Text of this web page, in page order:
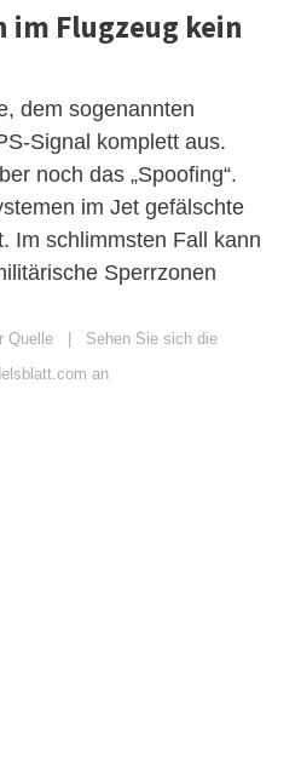
im Flugzeug kein
dem sogenannten
Signal komplett aus.
noch das „Spoofing“.
im Jet gefälschte
Im schlimmsten Fall kann
Sperrzonen
Quelle | Sehen Sie sich die
an